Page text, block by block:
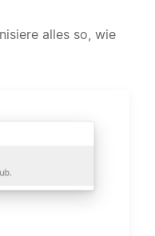
alles so, wie